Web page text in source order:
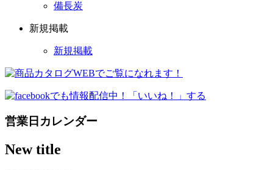
備長炭
新規掲載
新規掲載
営業日カレンダー
New title